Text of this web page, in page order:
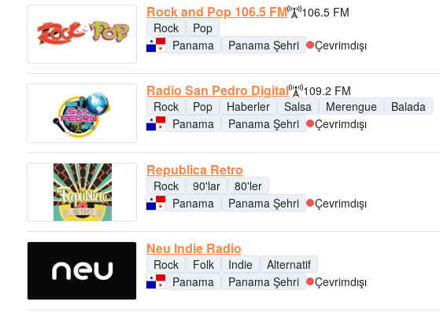
Rock and Pop 106.5 FM
106.5 FM
Rock
Pop
Panama
Panama Şehri Çevrimdışı
Radio San Pedro Digital
109.2 FM
Rock
Pop Haberler Salsa Merengue
Balada
Panama
Panama Şehri Çevrimdışı
Republica Retro
Rock 90'lar
80'ler
Panama
Panama Şehri Çevrimdışı
Neu Indie Radio
Rock Folk Indie
Alternatif
Panama
Panama Şehri Çevrimdışı